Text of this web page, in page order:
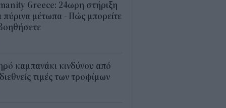
Greece: 24ωρη στήριξη
πύρινα μέτωπα - Πώς μπορείτε
καμπανάκι κινδύνου από
τιμές των τροφίμων